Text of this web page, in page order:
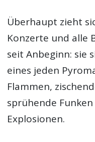
Überhaupt zieht
Konzerte und alle
seit Anbeginn: sie
eines jeden
Flammen,
sprühende
Explosionen.